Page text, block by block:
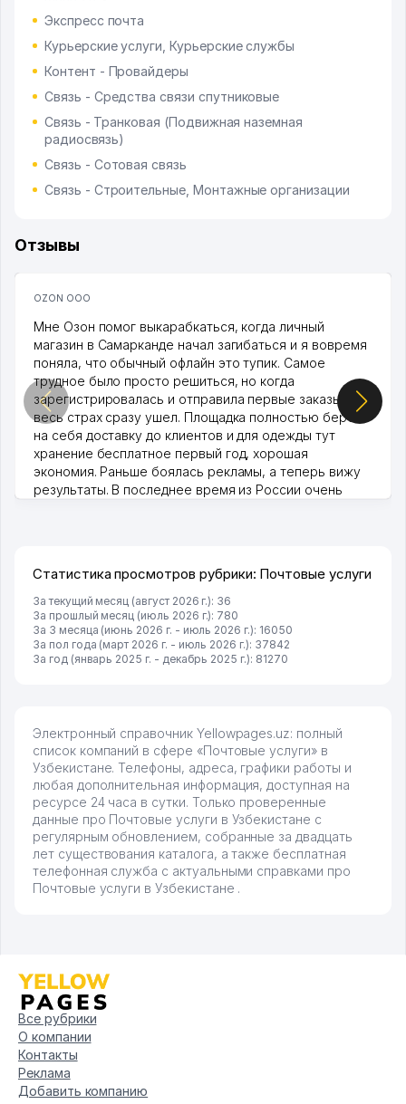
Экспресс почта
Курьерские услуги, Курьерские службы
Контент - Провайдеры
Связь - Средства связи спутниковые
Связь - Транковая (Подвижная наземная
радиосвязь)
Связь - Сотовая связь
Связь - Строительные, Монтажные организации
Отзывы
OZON ООО
Мне Озон помог выкарабкаться, когда личный
магазин в Самарканде начал загибаться и я вовремя
поняла, что обычный офлайн это тупик. Самое
трудное было просто решиться, но когда
зарегистрировалась и отправила первые заказы,
весь страх сразу ушел. Площадка полностью берет
на себя доставку до клиентов и для одежды тут
хранение бесплатное первый год, хорошая
экономия. Раньше боялась рекламы, а теперь вижу
результаты. В последнее время из России очень
Статистика просмотров рубрики: Почтовые услуги
За текущий месяц (август 2026 г.): 36
За прошлый месяц (июль 2026 г.): 780
За 3 месяца (июнь 2026 г. - июль 2026 г.): 16050
За пол года (март 2026 г. - июль 2026 г.): 37842
За год (январь 2025 г. - декабрь 2025 г.): 81270
Электронный справочник Yellowpages.uz: полный
список компаний в сфере «Почтовые услуги» в
Узбекистане. Телефоны, адреса, графики работы и
любая дополнительная информация, доступная на
ресурсе 24 часа в сутки. Только проверенные
данные про Почтовые услуги в Узбекистане с
регулярным обновлением, собранные за двадцать
лет существования каталога, а также бесплатная
телефонная служба с актуальными справками про
Почтовые услуги в Узбекистане .
Все рубрики
О компании
Контакты
Реклама
Добавить компанию